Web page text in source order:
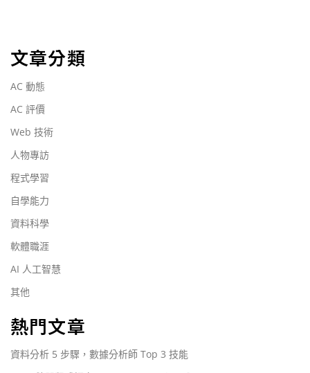
文章分類
AC 動態
AC 評價
Web 技術
人物專訪
程式學習
自學能力
資料科學
軟體職涯
AI 人工智慧
其他
熱門文章
資料分析 5 步驟，數據分析師 Top 3 技能